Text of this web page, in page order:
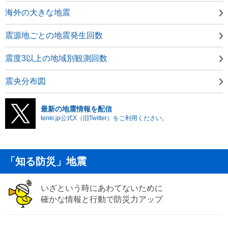
海外の大きな地震
震源地ごとの地震発生回数
震度3以上の地域別観測回数
震央分布図
最新の地震情報を配信
tenki.jp公式X（旧Twitter）をご利用ください。
「知る防災」地震
いざという時にあわてないために
確かな情報と行動で防災力アップ